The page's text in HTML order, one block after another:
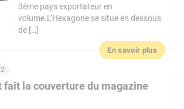
3ème pays exportateur en
volume.L’Hexagone se situe en dessous
de […]
En savoir plus
fait la couverture du magazine